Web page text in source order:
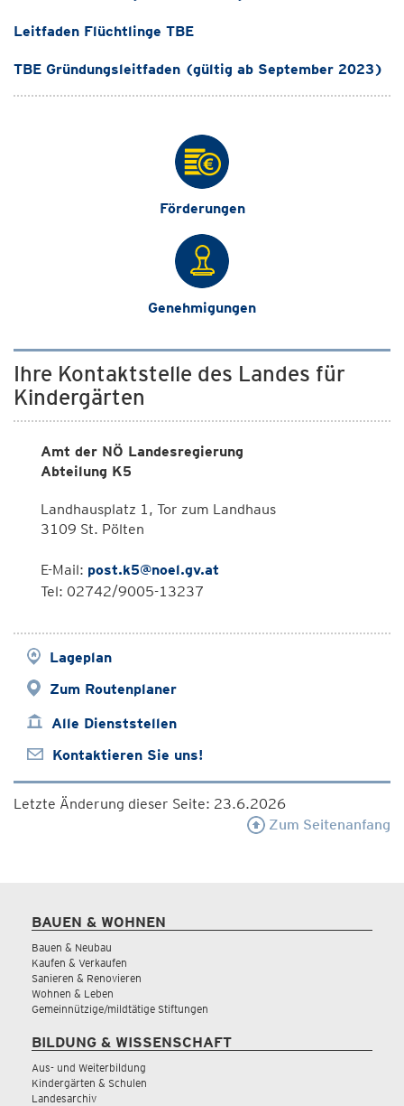
Leitfaden Flüchtlinge TBE
TBE Gründungsleitfaden (gültig ab September 2023)
Förderungen
Genehmigungen
Ihre Kontaktstelle des Landes für
Kindergärten
Amt der NÖ Landesregierung
Abteilung K5
Landhausplatz 1, Tor zum Landhaus
3109 St. Pölten
E-Mail: post.k5@noel.gv.at
Tel: 02742/9005-13237
Lageplan
Zum Routenplaner
Alle Dienststellen
Kontaktieren Sie uns!
Letzte Änderung dieser Seite: 23.6.2026
Zum Seitenanfang
BAUEN & WOHNEN
Bauen & Neubau
Kaufen & Verkaufen
Sanieren & Renovieren
Wohnen & Leben
Gemeinnützige/mildtätige Stiftungen
BILDUNG & WISSENSCHAFT
Aus- und Weiterbildung
Kindergärten & Schulen
Landesarchiv